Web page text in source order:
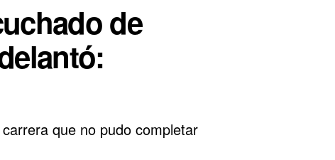
de
que no pudo completar